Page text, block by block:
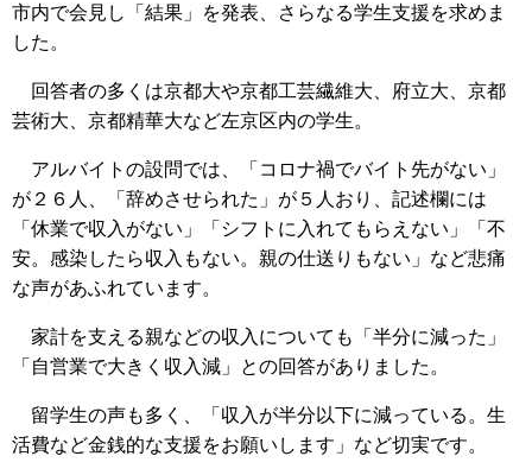
市内で会見し「結果」を発表、さらなる学生支援を求めま
した。
回答者の多くは京都大や京都工芸繊維大、府立大、京都
芸術大、京都精華大など左京区内の学生。
アルバイトの設問では、「コロナ禍でバイト先がない」
が２６人、「辞めさせられた」が５人おり、記述欄には
「休業で収入がない」「シフトに入れてもらえない」「不
安。感染したら収入もない。親の仕送りもない」など悲痛
な声があふれています。
家計を支える親などの収入についても「半分に減った」
「自営業で大きく収入減」との回答がありました。
留学生の声も多く、「収入が半分以下に減っている。生
活費など金銭的な支援をお願いします」など切実です。